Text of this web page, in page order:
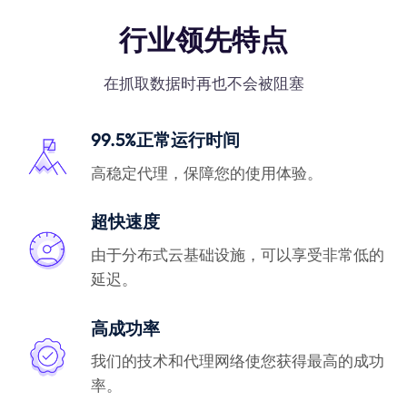
行业领先特点
在抓取数据时再也不会被阻塞
99.5%正常运行时间
高稳定代理，保障您的使用体验。
超快速度
由于分布式云基础设施，可以享受非常低的
延迟。
高成功率
我们的技术和代理网络使您获得最高的成功
率。